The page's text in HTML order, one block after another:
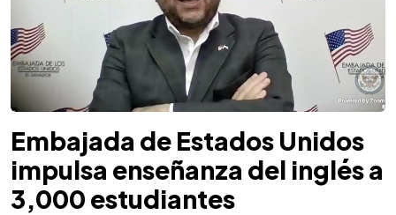
Embajada de Estados Unidos
impulsa enseñanza del inglés a
3,000 estudiantes